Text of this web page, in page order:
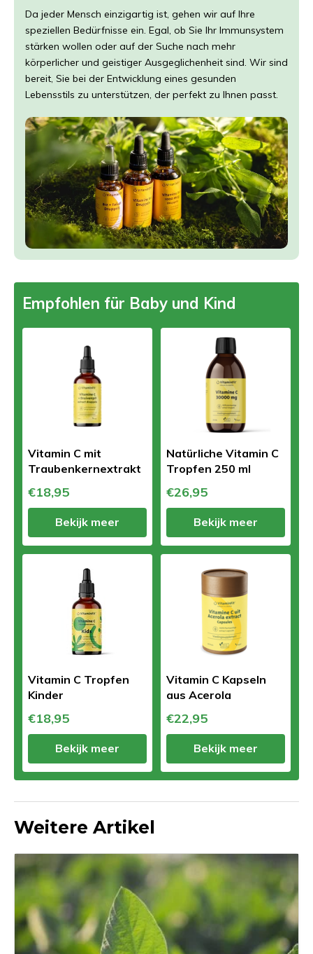
Da jeder Mensch einzigartig ist, gehen wir auf Ihre
speziellen Bedürfnisse ein. Egal, ob Sie Ihr Immunsystem
stärken wollen oder auf der Suche nach mehr
körperlicher und geistiger Ausgeglichenheit sind. Wir sind
bereit, Sie bei der Entwicklung eines gesunden
Lebensstils zu unterstützen, der perfekt zu Ihnen passt.
Empfohlen für Baby und Kind
Vitamin C mit
Traubenkernextrakt
€18,95
Bekijk meer
Natürliche Vitamin C
Tropfen 250 ml
€26,95
Bekijk meer
Vitamin C Tropfen
Kinder
€18,95
Bekijk meer
Vitamin C Kapseln
aus Acerola
€22,95
Bekijk meer
Weitere Artikel